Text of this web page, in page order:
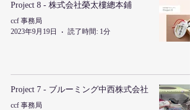
Project 8 - 株式会社榮太樓總本鋪
ccf 事務局
2023年9月19日
読了時間: 1分
Project 7 - ブルーミング中西株式会社
ccf 事務局